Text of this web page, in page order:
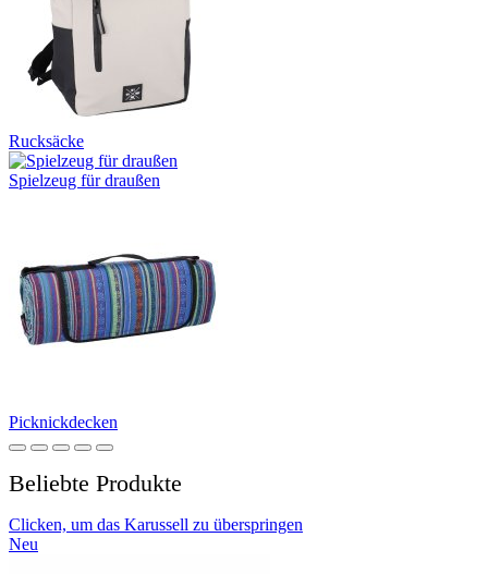
Rucksäcke
Spielzeug für draußen
Picknickdecken
Beliebte Produkte
Clicken, um das Karussell zu überspringen
Neu